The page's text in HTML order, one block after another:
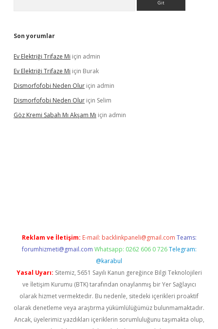
Son yorumlar
Ev Elektriği Trifaze Mi için admin
Ev Elektriği Trifaze Mi için Burak
Dismorfofobi Neden Olur için admin
Dismorfofobi Neden Olur için Selim
Göz Kremi Sabah Mı Akşam Mı için admin
Reklam ve İletişim: E-mail: backlinkpaneli@gmail.com Teams:
forumhizmeti@gmail.com Whatsapp: 0262 606 0 726 Telegram:
@karabul
Yasal Uyarı: Sitemiz, 5651 Sayılı Kanun gereğince Bilgi Teknolojileri
ve İletişim Kurumu (BTK) tarafından onaylanmış bir Yer Sağlayıcı
olarak hizmet vermektedir. Bu nedenle, sitedeki içerikleri proaktif
olarak denetleme veya araştırma yükümlülüğümüz bulunmamaktadır.
Ancak, üyelerimiz yazdıkları içeriklerin sorumluluğunu taşımakta olup,